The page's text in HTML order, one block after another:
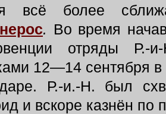
всё более
. Во время
отряды Р.-
12—14 сентября
Р.-и.-Н. был
и вскоре казнён по